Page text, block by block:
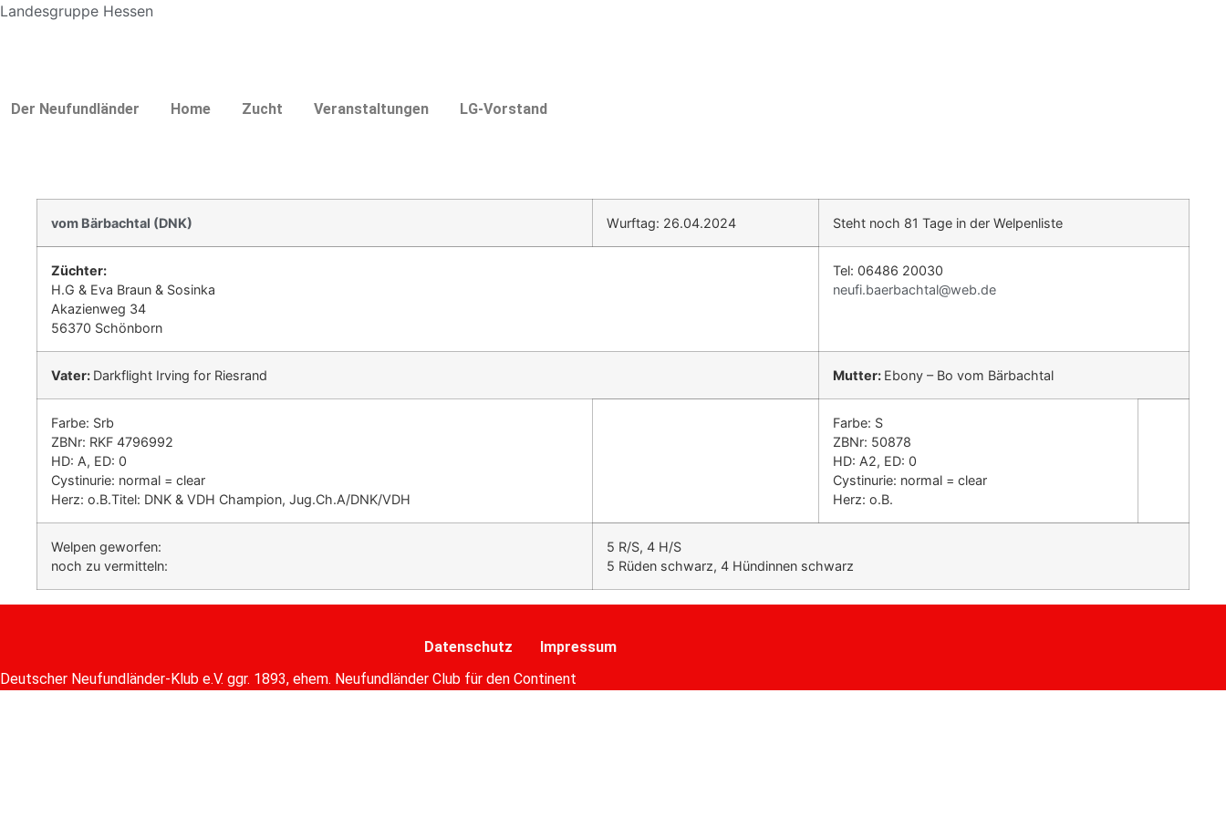
Landesgruppe Hessen
Der Neufundländer Home Zucht Veranstaltungen LG-Vorstand
vom Bärbachtal (DNK) Wurftag: 26.04.2024 Steht noch 81 Tage in der Welpenliste
Züchter:
H.G & Eva Braun & Sosinka
Akazienweg 34
56370 Schönborn
Tel: 06486 20030
neufi.baerbachtal@web.de
Vater: Darkflight Irving for Riesrand Mutter: Ebony – Bo vom Bärbachtal
Farbe: Srb
ZBNr: RKF 4796992
HD: A, ED: 0
Cystinurie: normal = clear
Herz: o.B.Titel: DNK & VDH Champion, Jug.Ch.A/DNK/VDH
Farbe: S
ZBNr: 50878
HD: A2, ED: 0
Cystinurie: normal = clear
Herz: o.B.
Welpen geworfen:
noch zu vermitteln:
5 R/S, 4 H/S
5 Rüden schwarz, 4 Hündinnen schwarz
Datenschutz
Impressum
Deutscher Neufundländer-Klub e.V. ggr. 1893, ehem. Neufundländer Club für den Continent